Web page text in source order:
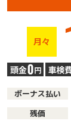
月々
ボーナス払い
残価